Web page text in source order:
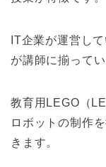
IT企業が運営し
が講師に揃って
教育用LEGO（
ロボットの制作
きます。